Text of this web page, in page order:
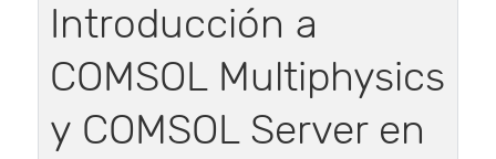
Introducción a
COMSOL Multiphysics
y COMSOL Server en